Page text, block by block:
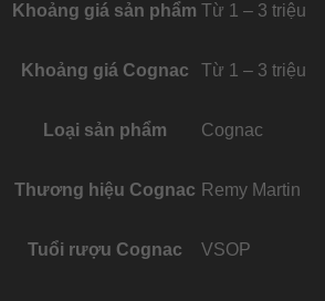
Khoảng giá sản phẩm Từ 1 – 3 triệu
Khoảng giá Cognac Từ 1 – 3 triệu
Loại sản phẩm Cognac
Thương hiệu Cognac Remy Martin
Tuổi rượu Cognac VSOP